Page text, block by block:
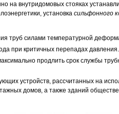
на внутридомовых стояках
установкасильфонного
труб силами температурной
при критичных перепадах давления.
продлить срок службы
устройств, рассчитанных на
домов, а также зданий